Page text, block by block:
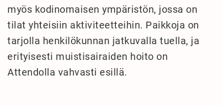
myös kodinomaisen ympäristön, jossa on
tilat yhteisiin aktiviteetteihin. Paikkoja on
tarjolla henkilökunnan jatkuvalla tuella, ja
erityisesti muistisairaiden hoito on
Attendolla vahvasti esillä.